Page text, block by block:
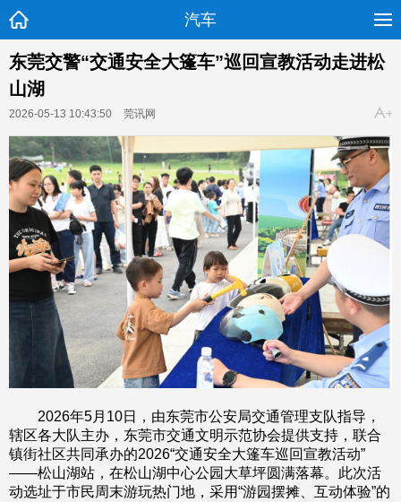
汽车
东莞交警“交通安全大篷车”巡回宣教活动走进松
山湖
2026-05-13 10:43:50 莞讯网
2026年5月10日，由东莞市公安局交通管理支队指导，
辖区各大队主办，东莞市交通文明示范协会提供支持，联合
镇街社区共同承办的2026“交通安全大篷车巡回宣教活动”
——松山湖站，在松山湖中心公园大草坪圆满落幕。此次活
动选址于市民周末游玩热门地，采用“游园摆摊、互动体验”的